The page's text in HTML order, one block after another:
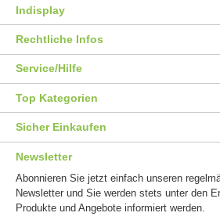
Indisplay
Rechtliche Infos
Service/Hilfe
Top Kategorien
Sicher Einkaufen
Newsletter
Abonnieren Sie jetzt einfach unseren
Newsletter und Sie werden stets unter den
Produkte und Angebote informiert werden.